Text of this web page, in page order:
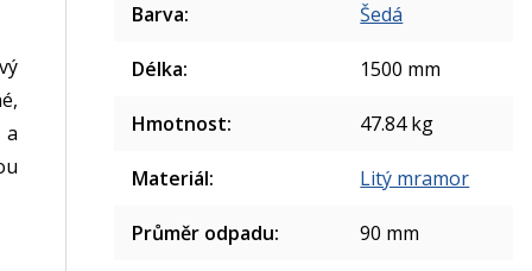
Barva: Šedá
Délka: 1500 mm
Hmotnost: 47.84 kg
Materiál: Litý mramor
Průměr odpadu: 90 mm